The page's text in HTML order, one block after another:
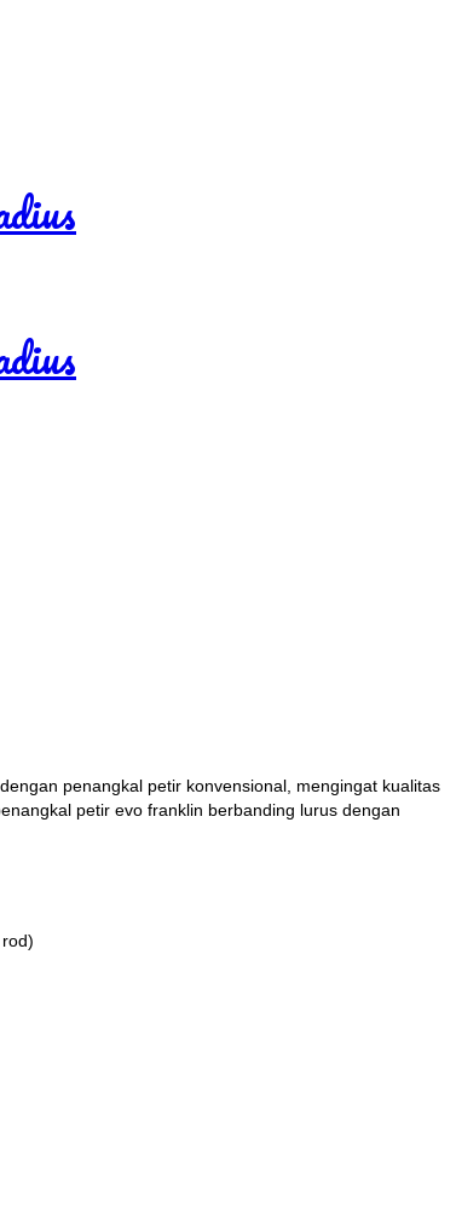
penangkal petir konvensional, mengingat kualitas
petir evo franklin berbanding lurus dengan